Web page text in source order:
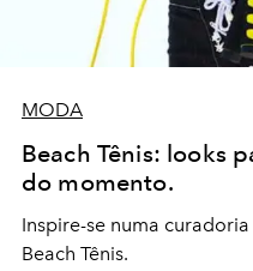
MODA
Beach Tênis: looks
do momento.
Inspire-se numa
Beach Tênis.